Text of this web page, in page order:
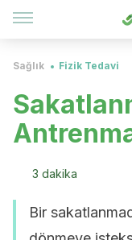
Sağlık Fizik Tedavi
3 dakika
Bir